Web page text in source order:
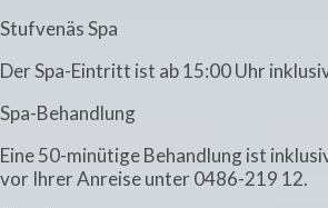
Stufvenäs Spa
Der Spa-Eintritt ist ab 15:00 Uhr
Spa-Behandlung
Eine 50-minütige Behandlung ist
vor Ihrer Anreise unter 0486-219 12.